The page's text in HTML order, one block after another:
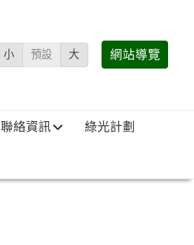
小 預設 大 網站導覽
聯絡資訊 綠光計劃